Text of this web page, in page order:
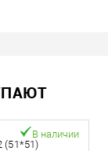
(51*51)
В наличии